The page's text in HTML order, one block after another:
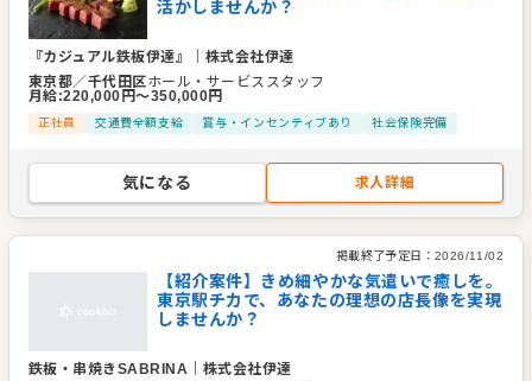
特徴です。
■焼きとり 一鶏
厳選した全国の地鶏・銘柄鶏を月替わりで提供しており、1本1
本丁寧に仕込んだ串焼が自慢の焼き鳥店。自家製料理(一品)や
揚げ物も提供しており、幅広い鶏料理を扱うことができます。
企業情報
飲食店の経営
事業所 東京都千代田区橋茅場町3-3-7浅田共同ビル4階B室
活かしませんか？
『カジュアル鉄板伊達』
株式会社伊達
東京都／千代田区ホール・サービススタッフ
月給:220,000 円〜350,000円
正社員 交通費全額支給 賞与・インセンティブあり 社会保険完備
気になる 求人詳細
掲載終了予定日： 2026/11/02
【紹介案件】きめ細やかな気遣いで癒しを。
東京駅チカで、あなたの理想の店長像を実現
しませんか？
鉄板・串焼きSABRINA
株式会社伊達